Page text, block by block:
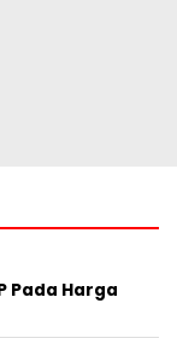
Pada Harga